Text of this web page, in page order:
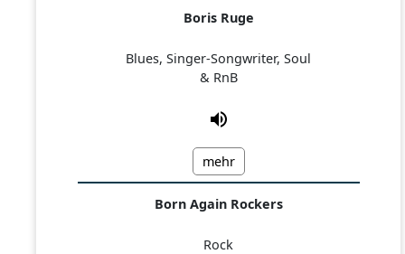
Boris Ruge
Blues, Singer-Songwriter, Soul
& RnB
mehr
Born Again Rockers
Rock